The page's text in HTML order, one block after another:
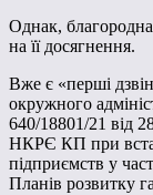
Однак,
на її досягнення.
Вже є «перші
окружного
640/18801/21 від
НКРЄ КП при
підприємств у
Планів розвитку